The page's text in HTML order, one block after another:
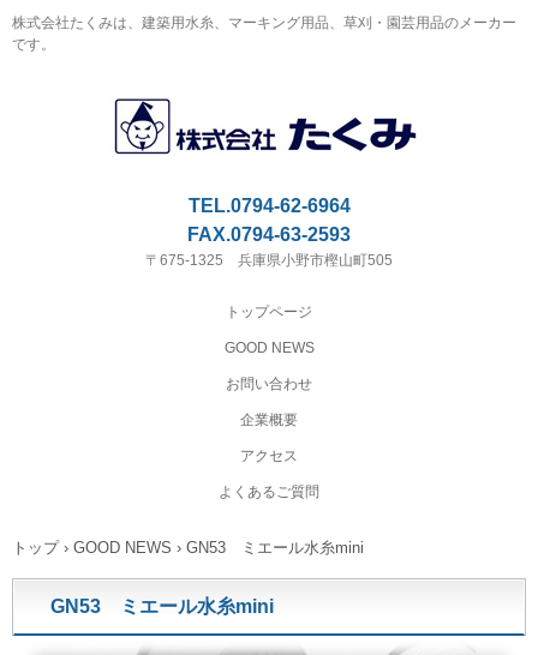
株式会社たくみは、建築用水糸、マーキング用品、草刈・園芸用品のメーカー
です。
TEL.0794-62-6964
FAX.0794-63-2593
〒675-1325 兵庫県小野市樫山町505
トップページ
GOOD NEWS
お問い合わせ
企業概要
アクセス
よくあるご質問
トップ › GOOD NEWS › GN53 ミエール水糸mini
GN53 ミエール水糸mini